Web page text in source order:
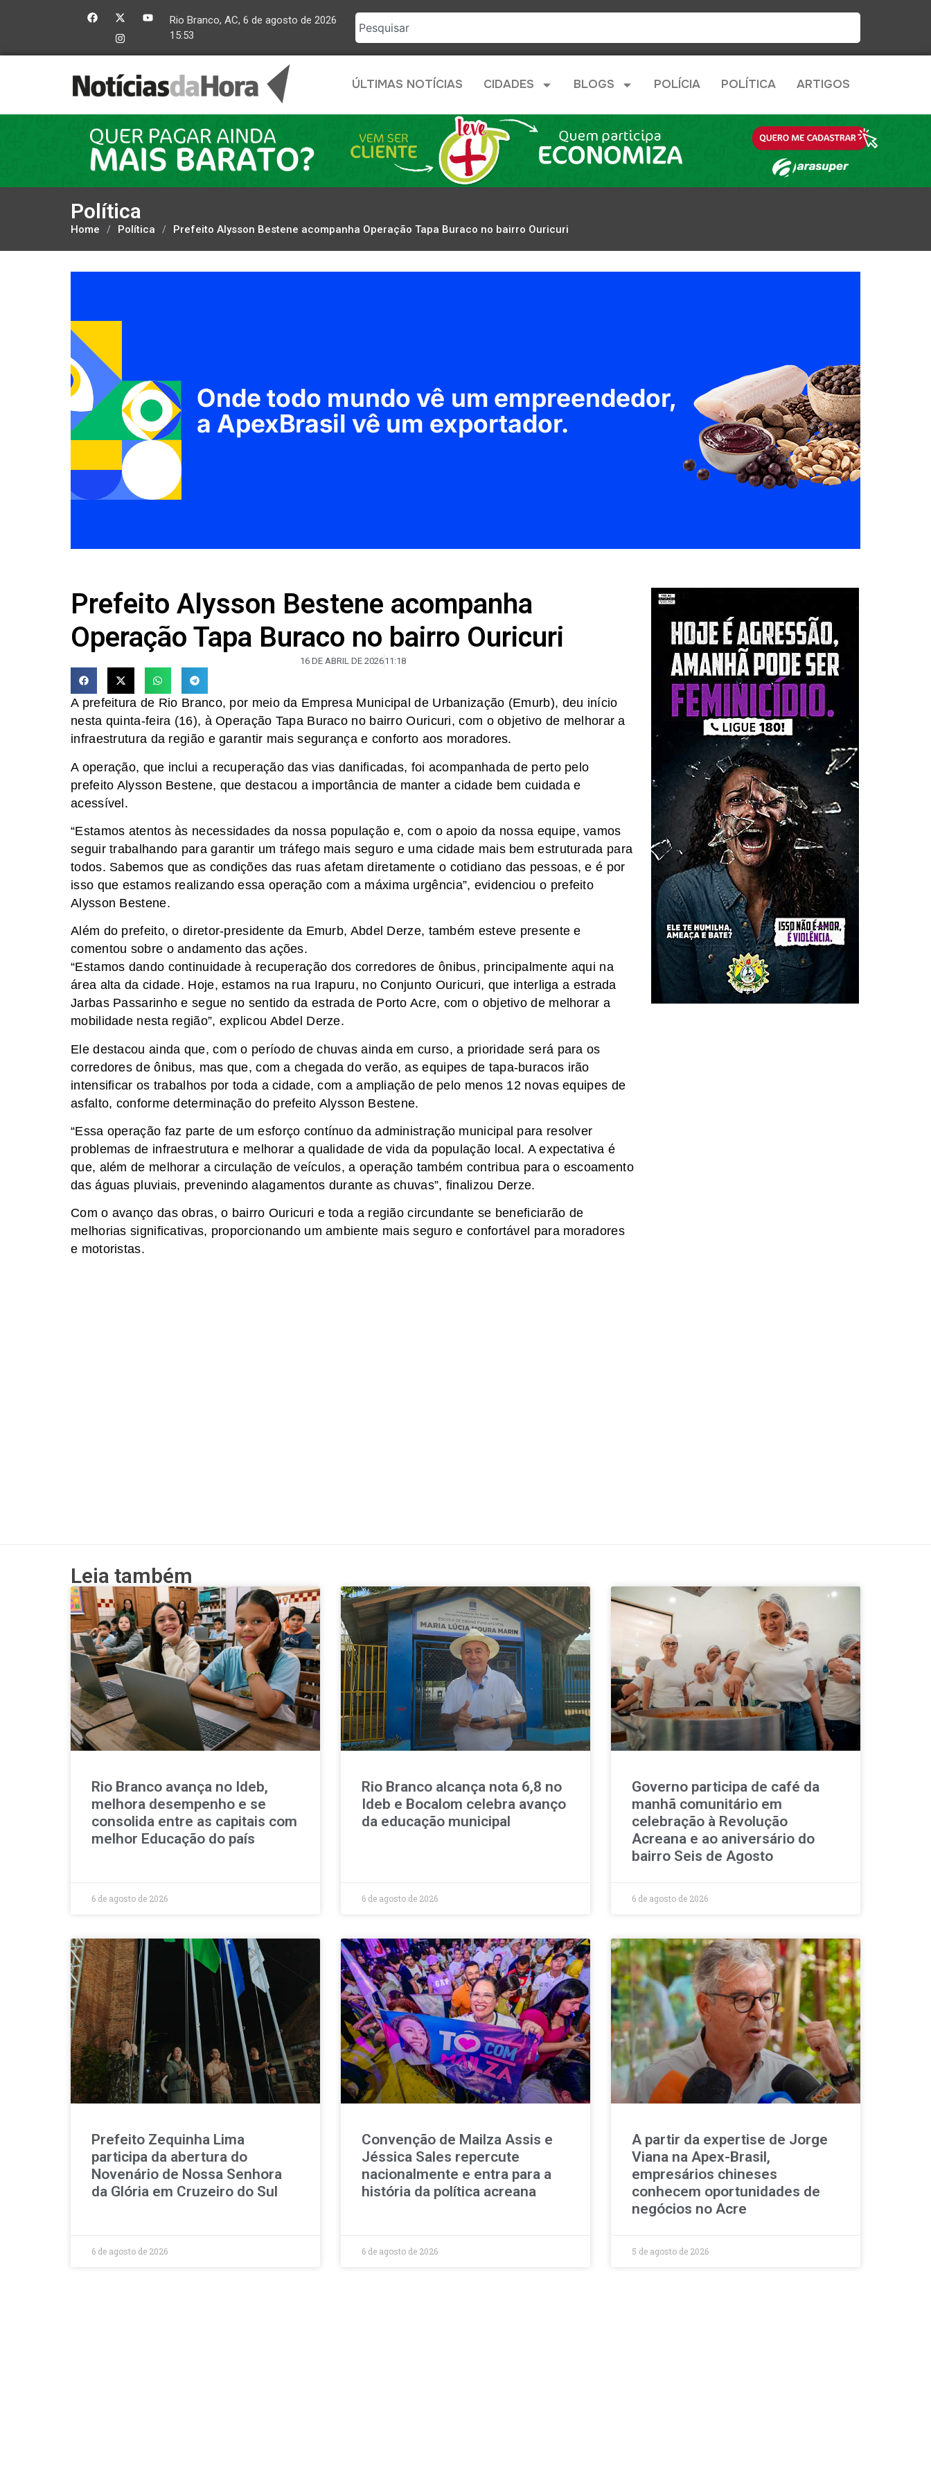
Rio Branco, AC, 6 de agosto de 2026
15:53
ÚLTIMAS NOTÍCIAS CIDADES BLOGS POLÍCIA POLÍTICA ARTIGOS
Política
Home / Política / Prefeito Alysson Bestene acompanha Operação Tapa Buraco no bairro Ouricuri
Prefeito Alysson Bestene acompanha
Operação Tapa Buraco no bairro Ouricuri
16 DE ABRIL DE 202611:18
A prefeitura de Rio Branco, por meio da Empresa Municipal de Urbanização (Emurb), deu início
nesta quinta-feira (16), à Operação Tapa Buraco no bairro Ouricuri, com o objetivo de melhorar a
infraestrutura da região e garantir mais segurança e conforto aos moradores.
A operação, que inclui a recuperação das vias danificadas, foi acompanhada de perto pelo
prefeito Alysson Bestene, que destacou a importância de manter a cidade bem cuidada e
acessível.
“Estamos atentos às necessidades da nossa população e, com o apoio da nossa equipe, vamos
seguir trabalhando para garantir um tráfego mais seguro e uma cidade mais bem estruturada para
todos. Sabemos que as condições das ruas afetam diretamente o cotidiano das pessoas, e é por
isso que estamos realizando essa operação com a máxima urgência”, evidenciou o prefeito
Alysson Bestene.
Além do prefeito, o diretor-presidente da Emurb, Abdel Derze, também esteve presente e
comentou sobre o andamento das ações.
“Estamos dando continuidade à recuperação dos corredores de ônibus, principalmente aqui na
área alta da cidade. Hoje, estamos na rua Irapuru, no Conjunto Ouricuri, que interliga a estrada
Jarbas Passarinho e segue no sentido da estrada de Porto Acre, com o objetivo de melhorar a
mobilidade nesta região”, explicou Abdel Derze.
Ele destacou ainda que, com o período de chuvas ainda em curso, a prioridade será para os
corredores de ônibus, mas que, com a chegada do verão, as equipes de tapa-buracos irão
intensificar os trabalhos por toda a cidade, com a ampliação de pelo menos 12 novas equipes de
asfalto, conforme determinação do prefeito Alysson Bestene.
“Essa operação faz parte de um esforço contínuo da administração municipal para resolver
problemas de infraestrutura e melhorar a qualidade de vida da população local. A expectativa é
que, além de melhorar a circulação de veículos, a operação também contribua para o escoamento
das águas pluviais, prevenindo alagamentos durante as chuvas”, finalizou Derze.
Com o avanço das obras, o bairro Ouricuri e toda a região circundante se beneficiarão de
melhorias significativas, proporcionando um ambiente mais seguro e confortável para moradores
e motoristas.
Leia também
Rio Branco avança no Ideb,
melhora desempenho e se
consolida entre as capitais com
melhor Educação do país
6 de agosto de 2026
Rio Branco alcança nota 6,8 no
Ideb e Bocalom celebra avanço
da educação municipal
6 de agosto de 2026
Governo participa de café da
manhã comunitário em
celebração à Revolução
Acreana e ao aniversário do
bairro Seis de Agosto
6 de agosto de 2026
Prefeito Zequinha Lima
participa da abertura do
Novenário de Nossa Senhora
da Glória em Cruzeiro do Sul
6 de agosto de 2026
Convenção de Mailza Assis e
Jéssica Sales repercute
nacionalmente e entra para a
história da política acreana
6 de agosto de 2026
A partir da expertise de Jorge
Viana na Apex-Brasil,
empresários chineses
conhecem oportunidades de
negócios no Acre
5 de agosto de 2026